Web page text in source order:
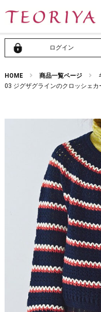
ログイン
HOME 商品一覧ページ
03 ジグザグラインのクロッシェ